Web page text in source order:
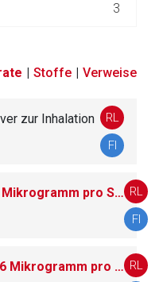
3
27
8
51
396
| Stoffe | Verweise
zur Inhalation
RL
FI
Aforbe 100 Mikrogramm/6 Mikrogramm pro Sprühstoß Druckgasinhalation, Lösung RL
FI
Druckgasinhalation, Lösung RL